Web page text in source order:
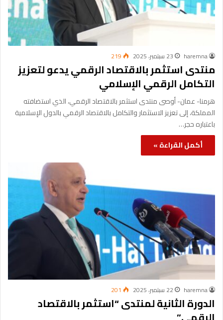
haremna 23 سبتمبر، 2025 219
منتدى استثمر بالاقتصاد الرقمي يدعو لتعزيز
التكامل الرقمي الإسلامي
هرمنا- عمان- أوصى منتدى استثمر بالاقتصاد الرقمي، الذي استضافته
المملكة، إلى تعزيز الاستثمار والتكامل بالاقتصاد الرقمي بالدول الإسلامية
باعتباره حجر…
أكمل القراءة »
haremna 22 سبتمبر، 2025 201
الدورة الثانية لمنتدى “استثمر بالاقتصاد